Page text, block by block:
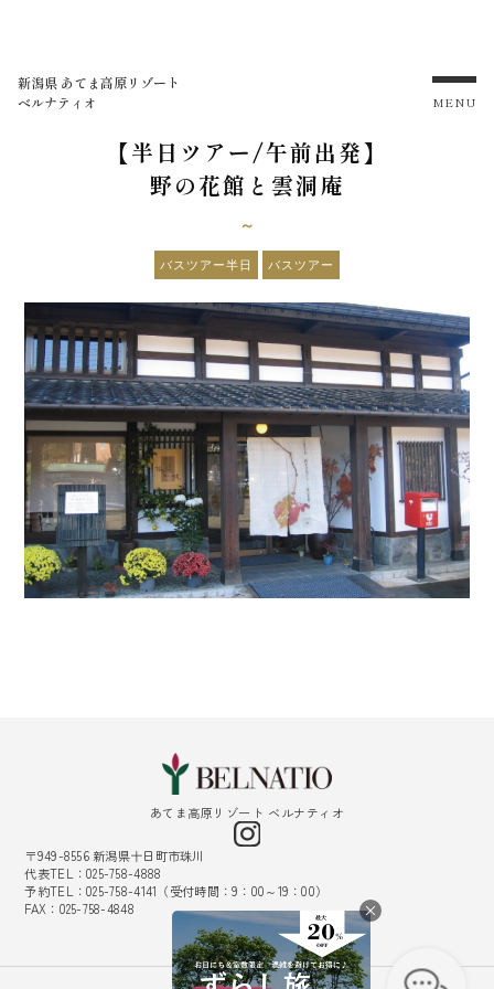
新潟県 あてま高原リゾート
ベルナティオ
MENU
【半日ツアー/午前出発】
野の花館と雲洞庵
～
バスツアー半日 バスツアー
あてま高原リゾート ベルナティオ
〒949-8556 新潟県十日町市珠川
代表TEL：025-758-4888
予約TEL：025-758-4141（受付時間：9：00～19：00）
FAX：025-758-4848
採用情報